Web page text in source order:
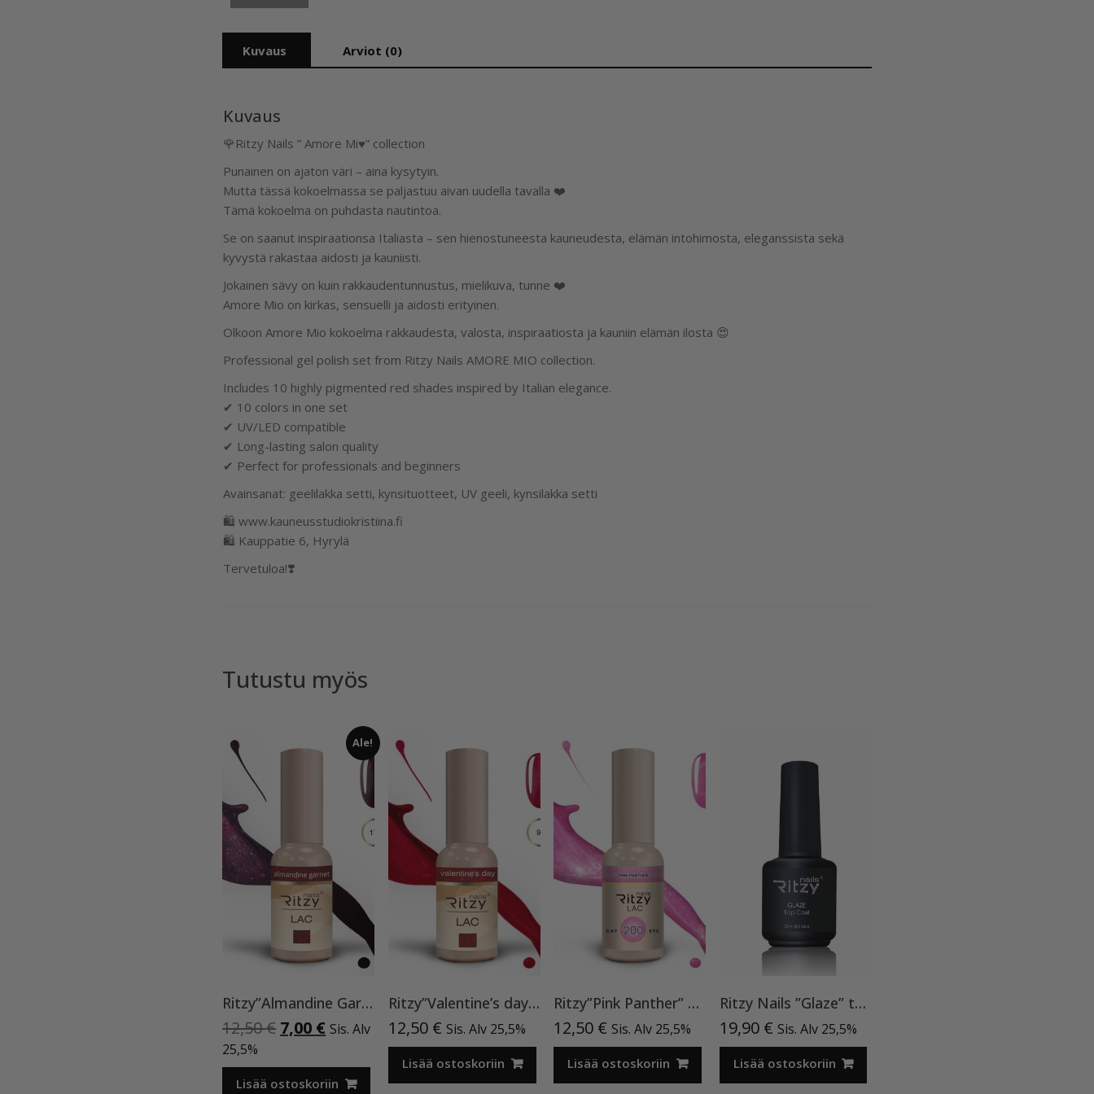
Kuvaus Arviot (0)
Kuvaus
🌹Ritzy Nails ” Amore Mi♥️” collection
Punainen on ajaton väri – aina kysytyin.
Mutta tässä kokoelmassa se paljastuu aivan uudella tavalla ❤️
Tämä kokoelma on puhdasta nautintoa.
Se on saanut inspiraationsa Italiasta – sen hienostuneesta kauneudesta, elämän intohimosta, eleganssista sekä
kyvystä rakastaa aidosti ja kauniisti.
Jokainen sävy on kuin rakkaudentunnustus, mielikuva, tunne ❤️
Amore Mio on kirkas, sensuelli ja aidosti erityinen.
Olkoon Amore Mio kokoelma rakkaudesta, valosta, inspiraatiosta ja kauniin elämän ilosta 😍
Professional gel polish set from Ritzy Nails AMORE MIO collection.
Includes 10 highly pigmented red shades inspired by Italian elegance.
✔ 10 colors in one set
✔ UV/LED compatible
✔ Long-lasting salon quality
✔ Perfect for professionals and beginners
Avainsanat: geelilakka setti, kynsituotteet, UV geeli, kynsilakka setti
🛍 www.kauneusstudiokristiina.fi
🛍 Kauppatie 6, Hyrylä
Tervetuloa!❣️
Tutustu myös
Ale!
Ritzy”Almandine Garnet”,9 ml TPO-VAPAA
12,50€ Alkuperäinen
oli:
12,50 €.
7,00 €Nykyinen
on:
7,00 €.
Sis. Alv
25,5%
Lisää ostoskoriin
Ritzy”Valentine’s day”90, geelilakka TPO vapaa
12,50 € Sis. Alv 25,5%
Lisää ostoskoriin
Ritzy”Pink Panther” 200, Cat Eye
12,50 € Sis. Alv 25,5%
Lisää ostoskoriin
Ritzy Nails ”Glaze” top TPO vapaa
19,90 € Sis. Alv 25,5%
Lisää ostoskoriin